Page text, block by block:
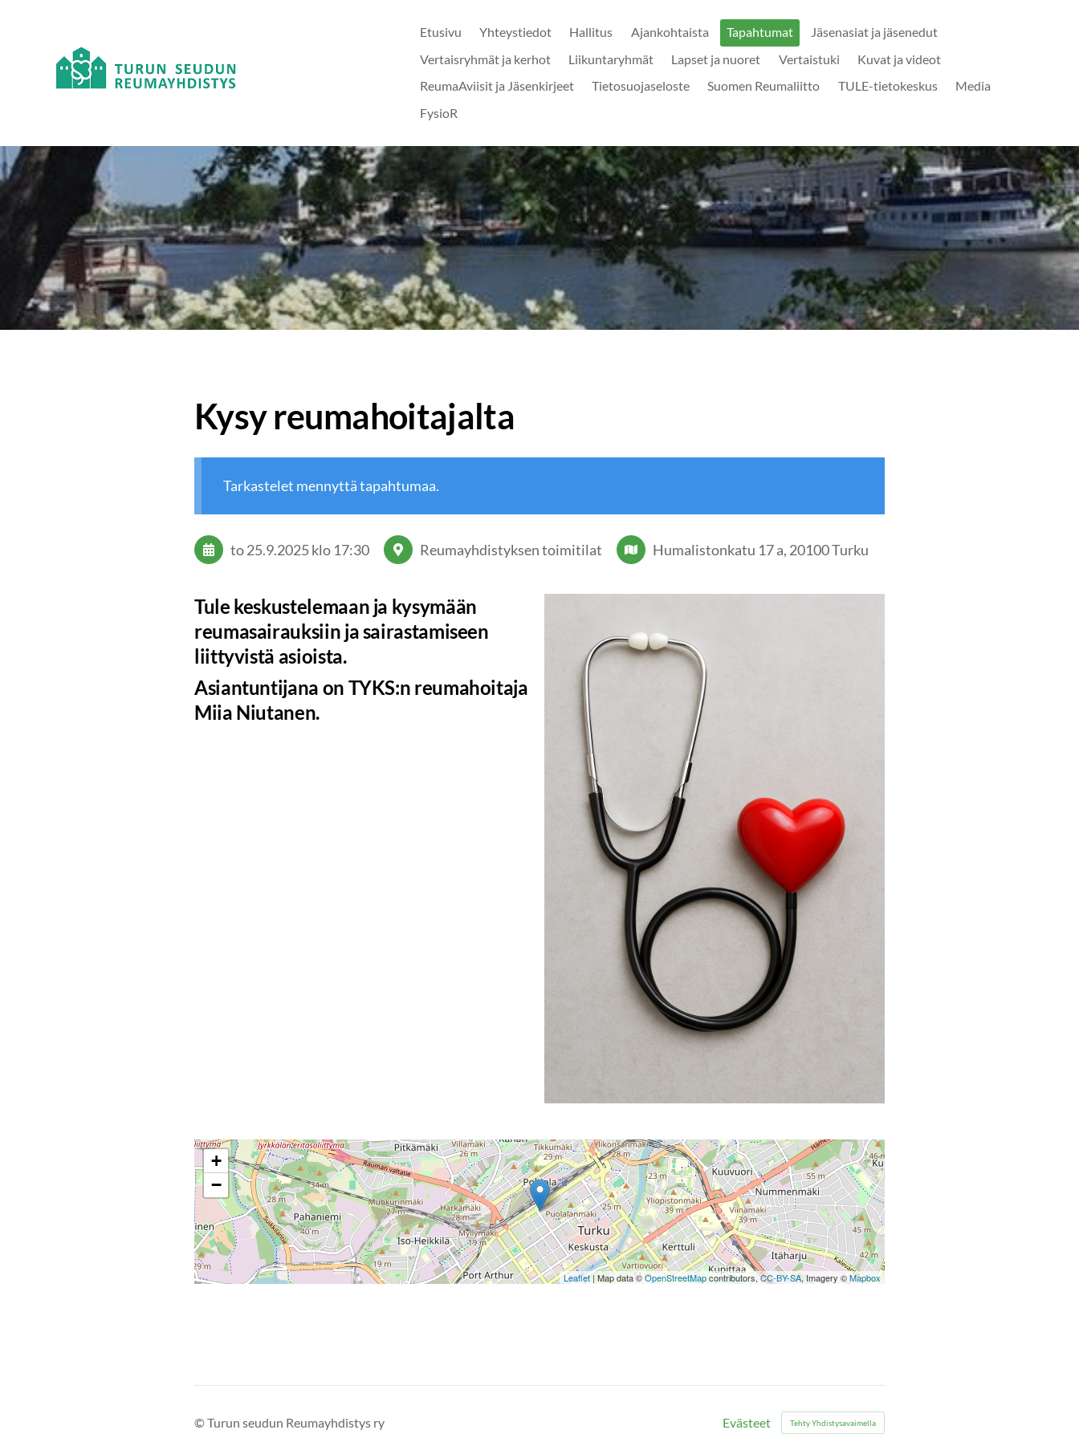
sisältöön
Turun seudun Reumayhdistys ry
Etusivu Yhteystiedot Hallitus Ajankohtaista Tapahtumat
Jäsenasiat ja jäsenedut
Vertaisryhmät ja kerhot
Liikuntaryhmät Lapset ja nuoret Vertaistuki
Kuvat ja videot
ReumaAviisit ja Jäsenkirjeet
Tietosuojaseloste Suomen Reumaliitto TULE-tietokeskus
Media
FysioR
Kysy reumahoitajalta
Tarkastelet mennyttä tapahtumaa.
to 25.9.2025klo 17:30 Reumayhdistyksen toimitilat Humalistonkatu 17 a, 20100 Turku
Tule keskustelemaan ja kysymään
reumasairauksiin ja sairastamiseen
liittyvistä asioista.
Asiantuntijana on TYKS:n reumahoitaja
Miia Niutanen.
+
−
Leaflet| Map data ©OpenStreetMapcontributors,CC-BY-SA, Imagery ©Mapbox
©Turun seudun Reumayhdistys ry Evästeet Tehty Yhdistysavaimella